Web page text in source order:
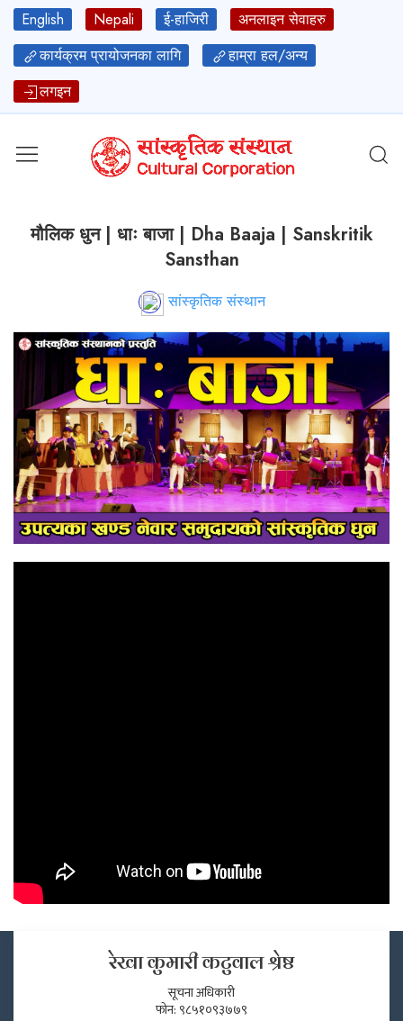
English Nepali ई-हाजिरी
अनलाइन सेवाहरु
कार्यक्रम प्रायोजनका लागि
हाम्रा हल/अन्य
लगइन
मौलिक धुन | धाः बाजा | Dha Baaja | Sanskritik
Sansthan
सांस्कृतिक संस्थान
रेखा कुमारी कटुवाल श्रेष्ठ
सूचना अधिकारी
फोन: ९८५१०९३७७९